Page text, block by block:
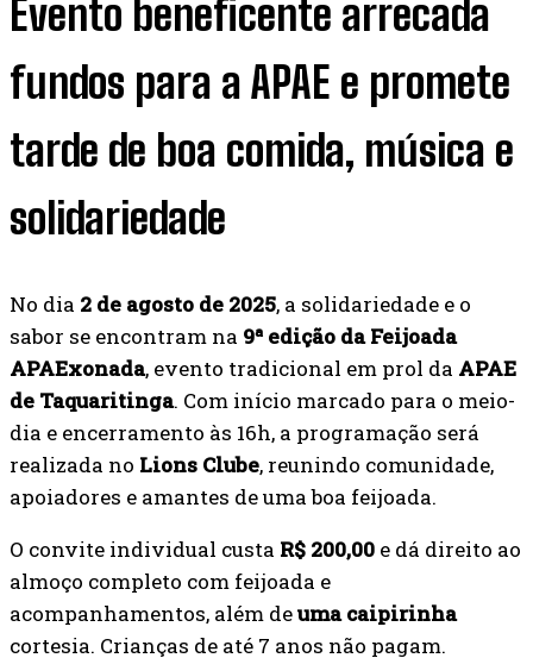
Evento beneficente arrecada
fundos para a APAE e promete
tarde de boa comida, música e
solidariedade
No dia 2 de agosto de 2025, a solidariedade e o
sabor se encontram na 9ª edição da Feijoada
APAExonada, evento tradicional em prol da APAE
de Taquaritinga. Com início marcado para o meio-
dia e encerramento às 16h, a programação será
realizada no Lions Clube, reunindo comunidade,
apoiadores e amantes de uma boa feijoada.
O convite individual custa R$ 200,00 e dá direito ao
almoço completo com feijoada e
acompanhamentos, além deuma caipirinha
cortesia. Crianças de até 7 anos não pagam.